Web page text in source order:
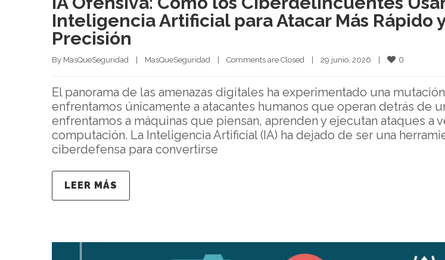
Inteligencia Artificial para Atacar Más Rápido
Precisión
By MasQueSeguridad MasQueSeguridad Comments are Closed 29 junio, 2026 0
El panorama de las amenazas digitales ha experimentado una
enfrentamos únicamente a atacantes humanos que operan detrás de
enfrentamos a máquinas que piensan, aprenden y ejecutan ataques a
computación. La Inteligencia Artificial (IA) ha dejado de ser una
ciberdefensa para convertirse
LEER MÁS